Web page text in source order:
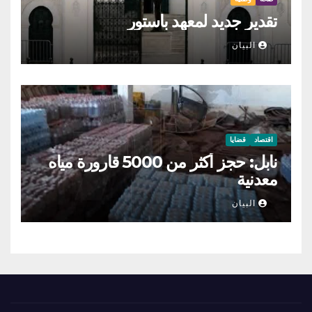
تقدير جديد لمعهد باستور
البيان
اقتصاد قضايا
نابل: حجز أكثر من 5000 قارورة مياه
معدنية
البيان